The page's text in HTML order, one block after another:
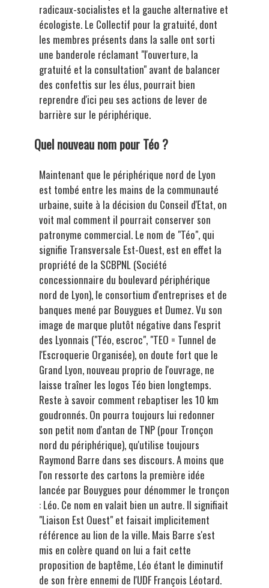
radicaux-socialistes et la gauche alternative et
écologiste. Le Collectif pour la gratuité, dont
les membres présents dans la salle ont sorti
une banderole réclamant "l'ouverture, la
gratuité et la consultation" avant de balancer
des confettis sur les élus, pourrait bien
reprendre d'ici peu ses actions de lever de
barrière sur le périphérique.
Quel nouveau nom pour Téo ?
Maintenant que le périphérique nord de Lyon
est tombé entre les mains de la communauté
urbaine, suite à la décision du Conseil d'Etat, on
voit mal comment il pourrait conserver son
patronyme commercial. Le nom de "Téo", qui
signifie Transversale Est-Ouest, est en effet la
propriété de la SCBPNL (Société
concessionnaire du boulevard périphérique
nord de Lyon), le consortium d'entreprises et de
banques mené par Bouygues et Dumez. Vu son
image de marque plutôt négative dans l'esprit
des Lyonnais ("Téo, escroc", "TEO = Tunnel de
l'Escroquerie Organisée), on doute fort que le
Grand Lyon, nouveau proprio de l'ouvrage, ne
laisse traîner les logos Téo bien longtemps.
Reste à savoir comment rebaptiser les 10 km
goudronnés. On pourra toujours lui redonner
son petit nom d'antan de TNP (pour Tronçon
nord du périphérique), qu'utilise toujours
Raymond Barre dans ses discours. A moins que
l'on ressorte des cartons la première idée
lancée par Bouygues pour dénommer le tronçon
: Léo. Ce nom en valait bien un autre. Il signifiait
"Liaison Est Ouest" et faisait implicitement
référence au lion de la ville. Mais Barre s'est
mis en colère quand on lui a fait cette
proposition de baptême, Léo étant le diminutif
de son frère ennemi de l'UDF François Léotard.